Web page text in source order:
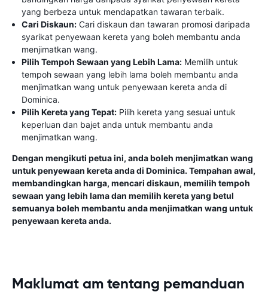
yang berbeza untuk mendapatkan tawaran terbaik.
Cari Diskaun: Cari diskaun dan tawaran promosi daripada
syarikat penyewaan kereta yang boleh membantu anda
menjimatkan wang.
Pilih Tempoh Sewaan yang Lebih Lama: Memilih untuk
tempoh sewaan yang lebih lama boleh membantu anda
menjimatkan wang untuk penyewaan kereta anda di
Dominica.
Pilih Kereta yang Tepat: Pilih kereta yang sesuai untuk
keperluan dan bajet anda untuk membantu anda
menjimatkan wang.
Dengan mengikuti petua ini, anda boleh menjimatkan wang
untuk penyewaan kereta anda di Dominica. Tempahan awal,
membandingkan harga, mencari diskaun, memilih tempoh
sewaan yang lebih lama dan memilih kereta yang betul
semuanya boleh membantu anda menjimatkan wang untuk
penyewaan kereta anda.
Maklumat am tentang pemanduan